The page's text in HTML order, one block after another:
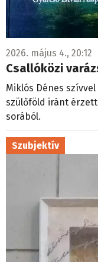
2026. május 4., 20:12
Csallóközi
Miklós Dénes
szülőföld iránt
sorából.
Szubjektív